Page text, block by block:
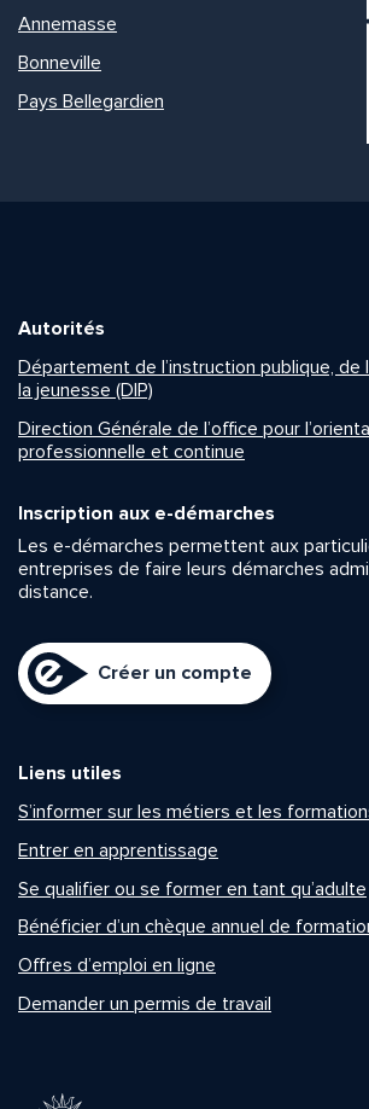
Annemasse
Bonneville
Pays Bellegardien
Autorités
Département de l’instruction publique,
la jeunesse (DIP)
Direction Générale de l’office pour
professionnelle et continue
Inscription aux e-démarches
Les e-démarches permettent aux
entreprises de faire leurs démarches
distance.
Créer un compte
Liens utiles
S’informer sur les métiers et les
Entrer en apprentissage
Se qualifier ou se former en tant qu’adulte
Bénéficier d’un chèque annuel de
Offres d’emploi en ligne
Demander un permis de travail